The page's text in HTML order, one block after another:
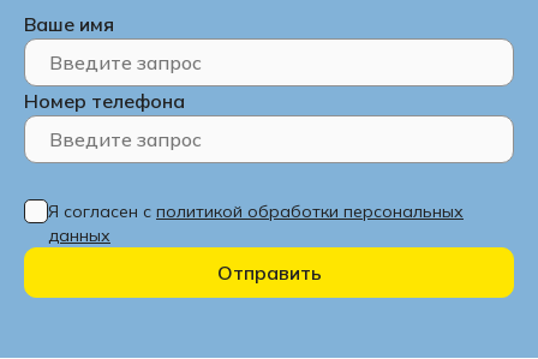
Ваше имя
Номер телефона
Я согласен с политикой обработки персональных
данных
Отправить